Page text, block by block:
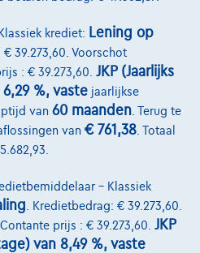
krediet: Lening op
€ 39.273,60. Voorschot
: € 39.273,60. JKP (Jaarlijks
%, vaste jaarlijkse
van 60 maanden . Terug te
van € 761,38 . Totaal
– Klassiek
. Kredietbedrag: € 39.273,60.
prijs : € 39.273,60. JKP
van 8,49 %, vaste